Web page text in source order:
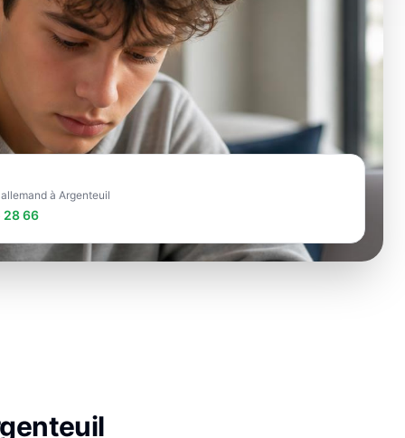
à Argenteuil
28 66